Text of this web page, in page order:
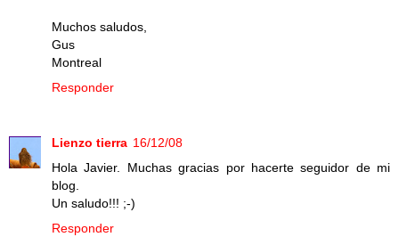
Muchos saludos,
Gus
Montreal
Responder
Lienzo tierra 16/12/08
Hola Javier. Muchas gracias por hacerte seguidor de mi
blog.
Un saludo!!! ;-)
Responder